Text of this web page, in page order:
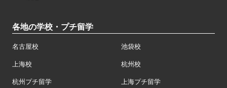
各地の学校・プチ留学
名古屋校 池袋校
上海校 杭州校
杭州プチ留学 上海プチ留学